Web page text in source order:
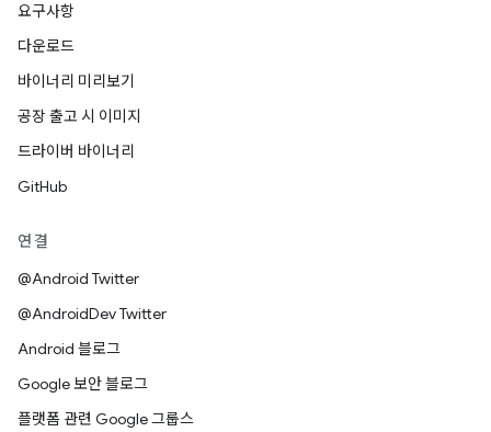
요구사항
다운로드
바이너리 미리보기
공장 출고 시 이미지
드라이버 바이너리
GitHub
연결
@Android Twitter
@AndroidDev Twitter
Android 블로그
Google 보안 블로그
플랫폼 관련 Google 그룹스